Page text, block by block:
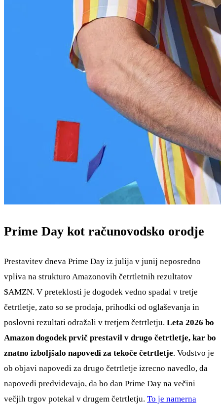
Prime Day kot računovodsko orodje
Prestavitev dneva Prime Day iz julija v junij neposredno
vpliva na strukturo Amazonovih četrtletnih rezultatov
$AMZN. V preteklosti je dogodek vedno spadal v tretje
četrtletje, zato so se prodaja, prihodki od oglaševanja in
poslovni rezultati odražali v tretjem četrtletju. Leta 2026 bo
Amazon dogodek prvič prestavil v drugo četrtletje, kar bo
znatno izboljšalo napovedi za tekoče četrtletje. Vodstvo je
ob objavi napovedi za drugo četrtletje izrecno navedlo, da
napovedi predvidevajo, da bo dan Prime Day na večini
večjih trgov potekal v drugem četrtletju. To je namerna